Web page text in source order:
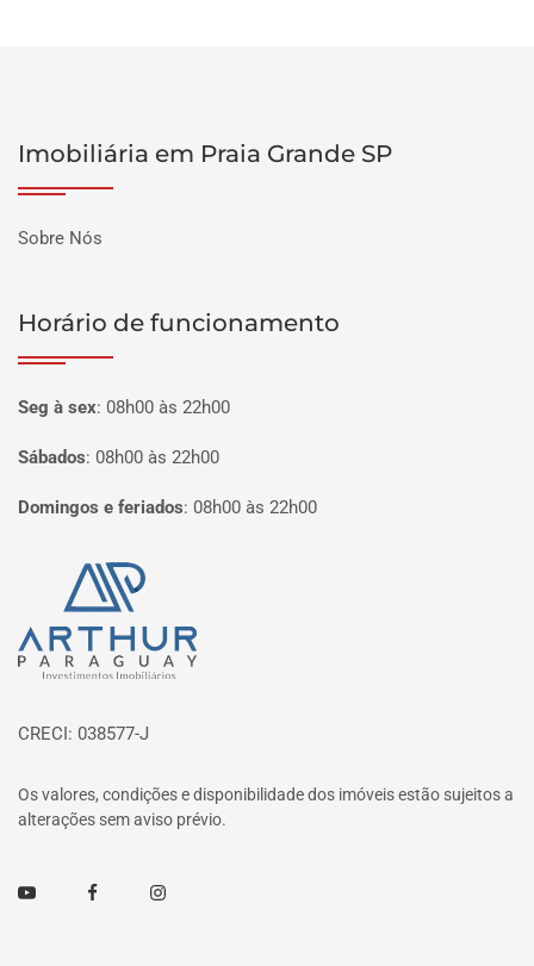
Imobiliária em Praia Grande SP
Sobre Nós
Horário de funcionamento
Seg à sex: 08h00 às 22h00
Sábados: 08h00 às 22h00
Domingos e feriados: 08h00 às 22h00
Página inicial
CRECI: 038577-J
Os valores, condições e disponibilidade dos imóveis estão sujeitos a
alterações sem aviso prévio.
Youtube FacebookInstagram